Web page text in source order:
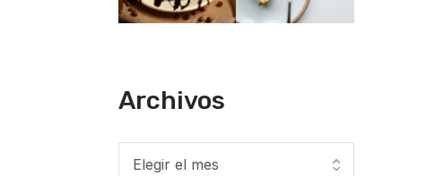
Archivos